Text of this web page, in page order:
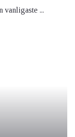
vanligaste ...